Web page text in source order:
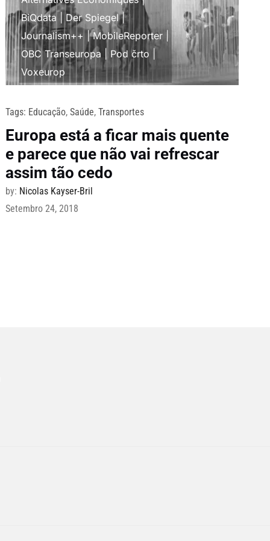
BiQdata
Der Spiegel|
Journalism++ |MobileReporter|
OBC Transeuropa
Pod črto
Voxeurop
Tags: Educação,Saúde,Transportes
Europa está a ficar mais quente
e parece que não vai refrescar
assim tão cedo
by: Nicolas Kayser-Bril
Setembro 24, 2018